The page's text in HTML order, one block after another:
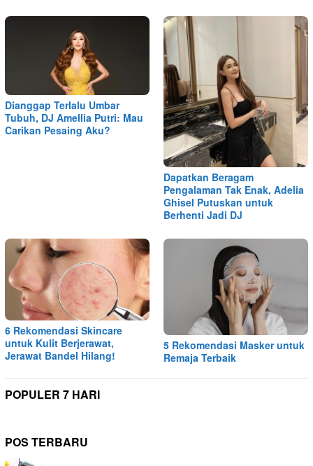
Dianggap Terlalu Umbar
Tubuh, DJ Amellia Putri: Mau
Carikan Pesaing Aku?
Dapatkan Beragam
Pengalaman Tak Enak, Adelia
Ghisel Putuskan untuk
Berhenti Jadi DJ
6 Rekomendasi Skincare
untuk Kulit Berjerawat,
Jerawat Bandel Hilang!
5 Rekomendasi Masker untuk
Remaja Terbaik
POPULER 7 HARI
POS TERBARU